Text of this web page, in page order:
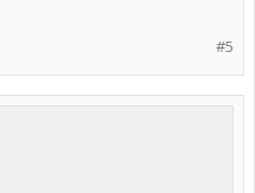
#5